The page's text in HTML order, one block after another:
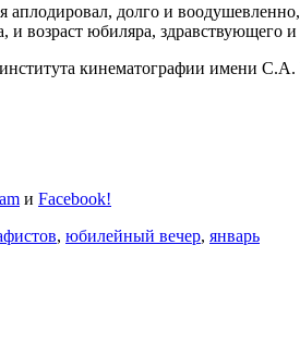
долго и
возраст юбиляра, здравствующего
кинематографии имени
и Facebook!
, юбилейный вечер, январь